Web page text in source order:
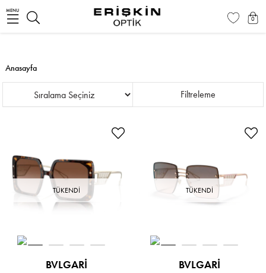
MENU
0
Anasayfa
Filtreleme
Sıralama
TÜKENDI
BVLGARI
TÜKENDI
BVLGARI